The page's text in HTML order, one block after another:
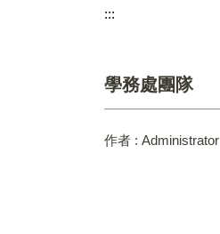
:::
學務處團隊
作者 : Administrator